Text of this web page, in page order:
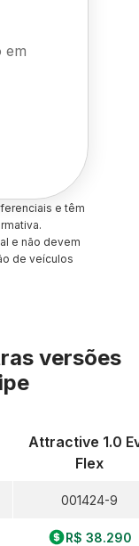
em
e têm
e não devem
de veículos
versões
Attractive 1.0
Flex
001424-9
R$ 38.290